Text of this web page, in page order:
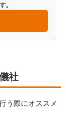
。
社
う際にオススメ